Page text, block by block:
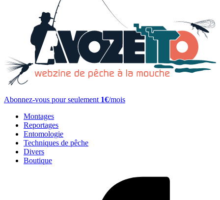
Abonnez-vous pour seulement 1€/mois
Montages
Reportages
Entomologie
Techniques de pêche
Divers
Boutique